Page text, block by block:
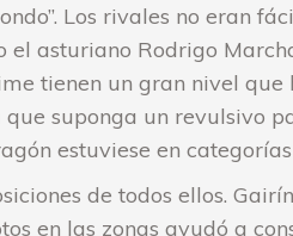
Los rivales no eran
asturiano Rodrigo
tienen un gran nivel que
que suponga un revulsivo
estuviese en categorías
de todos ellos.
en las zonas ayudó a